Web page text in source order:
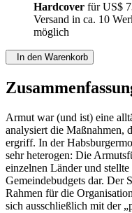
Hardcover fürUS$
Versand in ca. 10
möglich
In den Warenkorb
Armut war (und ist) eine
analysiert die Maßnahmen,
ergriff. In der
sehr heterogen: Die
einzelnen Länder und
Gemeindebudgets dar. Der
Rahmen für die
sich ausschließlich mit der